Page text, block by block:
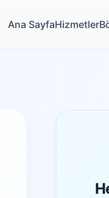
Ana SayfaHizmetler